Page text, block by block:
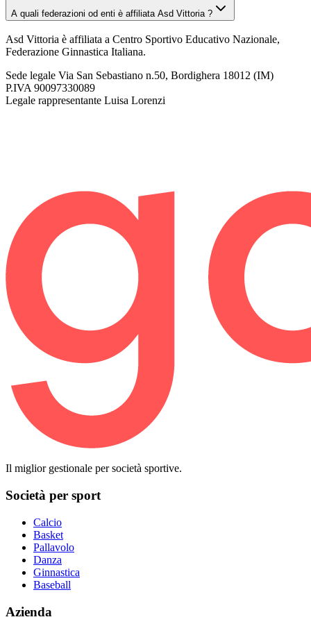
A quali federazioni od enti è affiliata Asd Vittoria ?
Asd Vittoria è affiliata a Centro Sportivo Educativo Nazionale,
Federazione Ginnastica Italiana.
Sede legale Via San Sebastiano n.50, Bordighera 18012 (IM)
P.IVA 90097330089
Legale rappresentante Luisa Lorenzi
Il miglior gestionale per società sportive.
Società per sport
Calcio
Basket
Pallavolo
Danza
Ginnastica
Baseball
Azienda